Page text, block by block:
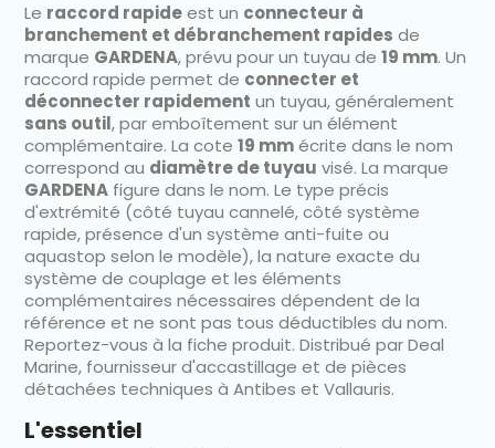
Le raccord rapideest un connecteur à
branchement et débranchement rapides de
marque GARDENA, prévu pour un tuyau de19 mm. Un
raccord rapide permet de connecter et
déconnecter rapidement un tuyau, généralement
sans outil, par emboîtement sur un élément
complémentaire. La cote19 mmécrite dans le nom
correspond au diamètre de tuyau visé. La marque
GARDENA figure dans le nom. Le type précis
d'extrémité (côté tuyau cannelé, côté système
rapide, présence d'un système anti-fuite ou
aquastop selon le modèle), la nature exacte du
système de couplage et les éléments
complémentaires nécessaires dépendent de la
référence et ne sont pas tous déductibles du nom.
Reportez-vous à la fiche produit. Distribué par Deal
Marine, fournisseur d'accastillage et de pièces
détachées techniques à Antibes et Vallauris.
L'essentiel